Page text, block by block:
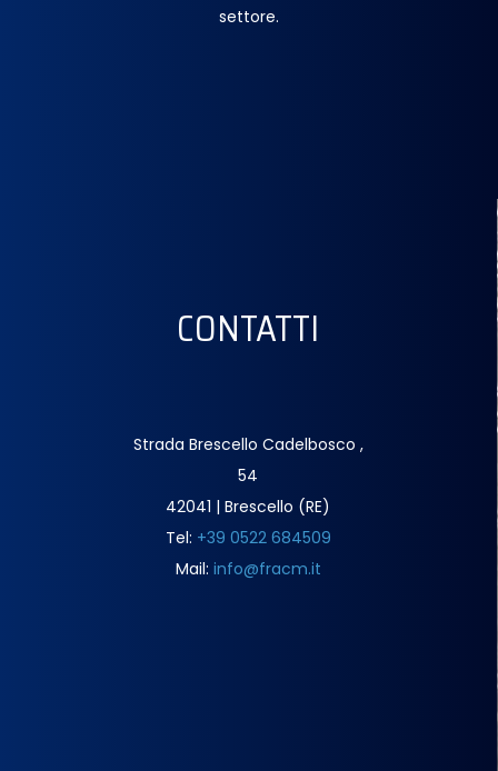
settore.
CONTATTI
Strada Brescello Cadelbosco ,
54
42041 | Brescello (RE)
Tel: +39 0522 684509
Mail: info@fracm.it